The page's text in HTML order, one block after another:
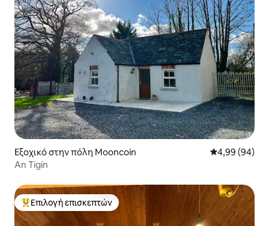
Εξοχικό στην πόλη Mooncoin Μέση
4,99 (94)
An Tigín
Κορυφαία επιλογή επισκεπτών
Επιλογή επισκεπτών